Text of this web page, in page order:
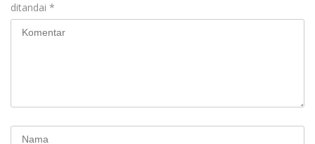
ditandai *